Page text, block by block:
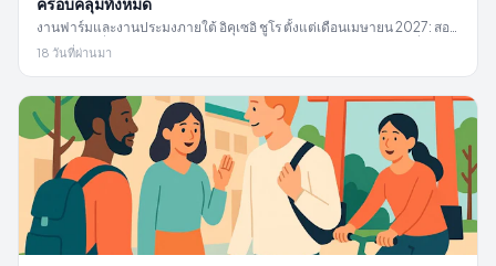
งานฟาร์มและงานประมงภายใต้ อิคุเซอิ ชูโร ตั้งแต่เดือนเมษายน 2027: สอง
สาขาเดียวที่อนุญาตให้มีการจัดส่งแรงงาน และเหตุใดการทำงาน 8 ชั่วโมง
ต่อวันจึงไม่ใช้บังคับกับคุณตามกฎหมาย
18 วันที่ผ่านมา